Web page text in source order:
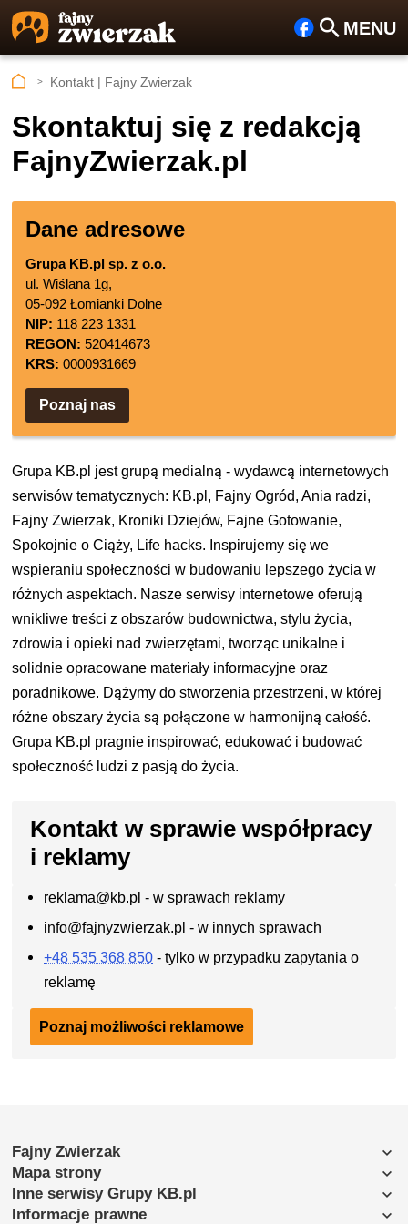
MENU
Fa Szu
Kontakt | Fajny Zwierzak
Skontaktuj się z redakcją
FajnyZwierzak.pl
Dane adresowe
Grupa KB.pl sp. z o.o.
ul. Wiślana 1g,
05-092 Łomianki Dolne
NIP: 118 223 1331
REGON: 520414673
KRS: 0000931669
Poznaj nas
Grupa KB.pl jest grupą medialną - wydawcą internetowych
serwisów tematycznych: KB.pl, Fajny Ogród, Ania radzi,
Fajny Zwierzak, Kroniki Dziejów, Fajne Gotowanie,
Spokojnie o Ciąży, Life hacks. Inspirujemy się we
wspieraniu społeczności w budowaniu lepszego życia w
różnych aspektach. Nasze serwisy internetowe oferują
wnikliwe treści z obszarów budownictwa, stylu życia,
zdrowia i opieki nad zwierzętami, tworząc unikalne i
solidnie opracowane materiały informacyjne oraz
poradnikowe. Dążymy do stworzenia przestrzeni, w której
różne obszary życia są połączone w harmonijną całość.
Grupa KB.pl pragnie inspirować, edukować i budować
społeczność ludzi z pasją do życia.
Kontakt w sprawie współpracy
i reklamy
reklama@kb.pl - w sprawach reklamy
info@fajnyzwierzak.pl - w innych sprawach
+48 535 368 850 - tylko w przypadku zapytania o
reklamę
Poznaj możliwości reklamowe
Fajny Zwierzak
Mapa strony
Inne serwisy Grupy KB.pl
Informacje prawne